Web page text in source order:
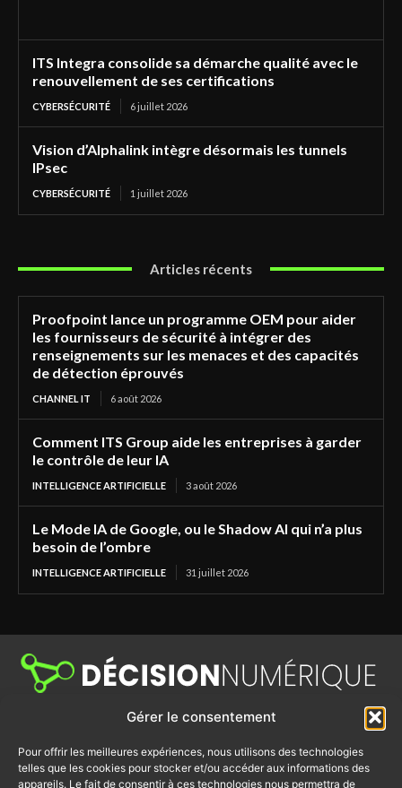
Gérer le consentement
Pour offrir les meilleures expériences, nous utilisons des technologies
telles que les cookies pour stocker et/ou accéder aux informations des
appareils. Le fait de consentir à ces technologies nous permettra de
ITS Integra consolide sa démarche qualité avec le
renouvellement de ses certifications
CYBERSÉCURITÉ 6 juillet 2026
Vision d’Alphalink intègre désormais les tunnels
IPsec
CYBERSÉCURITÉ 1 juillet 2026
Articles récents
Proofpoint lance un programme OEM pour aider
les fournisseurs de sécurité à intégrer des
renseignements sur les menaces et des capacités
de détection éprouvés
CHANNEL IT 6 août 2026
Comment ITS Group aide les entreprises à garder
le contrôle de leur IA
INTELLIGENCE ARTIFICIELLE 3 août 2026
Le Mode IA de Google, ou le Shadow AI qui n’a plus
besoin de l’ombre
INTELLIGENCE ARTIFICIELLE 31 juillet 2026
Décision Numérique est un média dédié aux sujets de la cybersécurité,
du cloud, des infrastructures, des télécoms, de la digital workplace, du
Channel IT et de l’IA. Retrouvez des tribunes, des actualités produits,
des retours d'utilisateurs et bien d’autres actualités du numérique.